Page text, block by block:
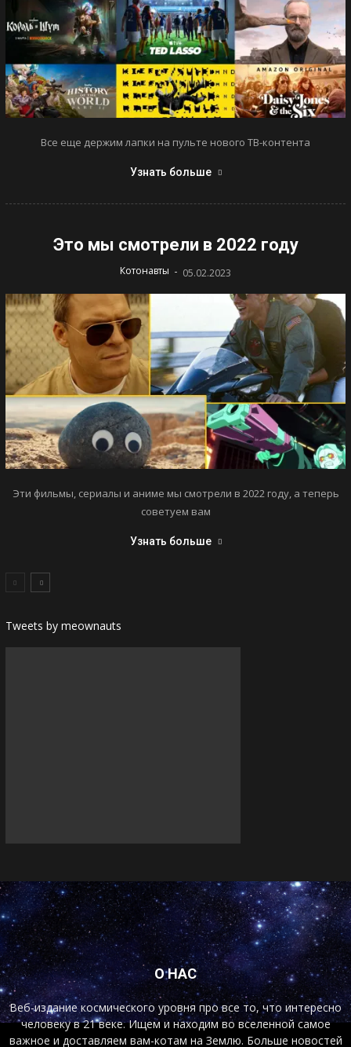
Все еще держим лапки на пульте нового ТВ-контента
Узнать больше
Это мы смотрели в 2022 году
Котонавты - 05.02.2023
Эти фильмы, сериалы и аниме мы смотрели в 2022 году, а теперь
советуем вам
Узнать больше
Tweets by meownauts
О НАС
Веб-издание космического уровня про все то, что интересно
человеку в 21 веке. Ищем и находим во вселенной самое
важное и доставляем вам-котам на Землю. Больше новостей